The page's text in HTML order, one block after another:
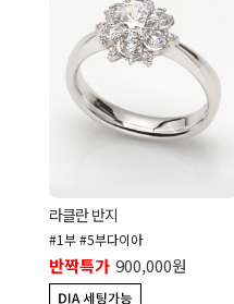
라클란 반지
#1부 #5부다이아
반짝특가 900,000원